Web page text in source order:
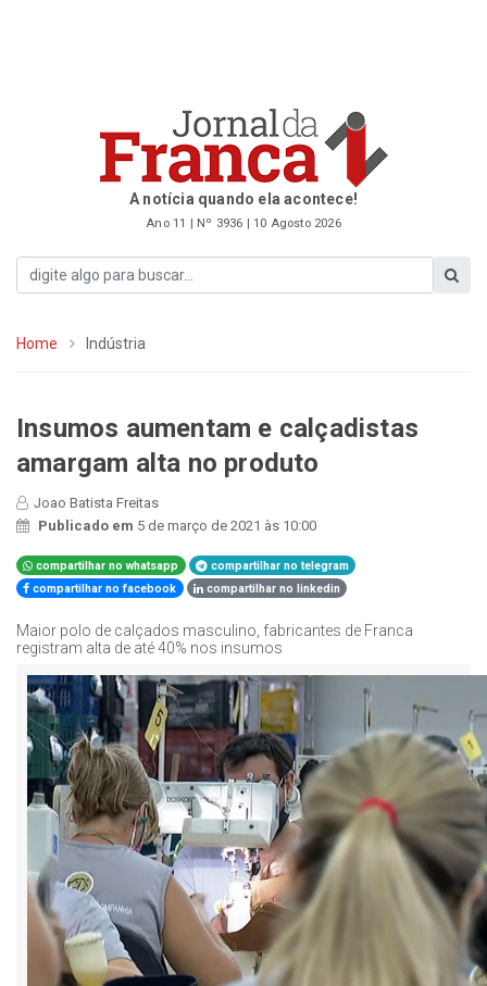
A notícia quando ela acontece!
Ano 11 | Nº 3936 | 10 Agosto 2026
Home Indústria
Insumos aumentam e calçadistas
amargam alta no produto
Joao Batista Freitas
Publicado em 5 de março de 2021 às 10:00
compartilhar no whatsapp
compartilhar no telegram
compartilhar no facebook
compartilhar no linkedin
Maior polo de calçados masculino, fabricantes de Franca
registram alta de até 40% nos insumos